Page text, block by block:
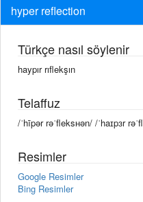
hyper reflection
Türkçe nasıl söylenir
haypır rıflekşın
Telaffuz
/ˈhīpər rəˈfleksʜən/ /ˈhaɪpɜr
Resimler
Google Resimler
Bing Resimler